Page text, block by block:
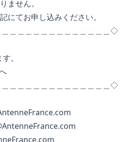
せん。
てお申し込みください。
＿＿＿＿＿＿＿＿＿＿＿＿＿◇
。
＿＿＿＿＿＿＿＿＿＿＿＿＿◇